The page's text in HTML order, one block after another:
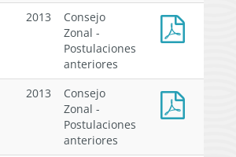
que
indica
e
periodo
de
postulación
2013
Consejo
Zonal -
Postulaciones
anteriores
de
1992,
2013
Consejo
Zonal -
Postulaciones
anteriores